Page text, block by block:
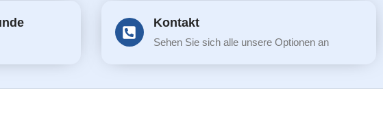
Kontakt
Sehen Sie sich alle unsere Optionen an